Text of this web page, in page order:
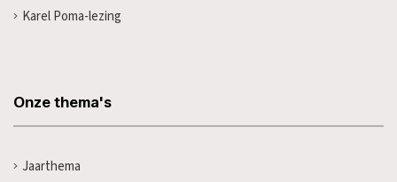
Karel Poma-lezing
Onze thema's
Jaarthema